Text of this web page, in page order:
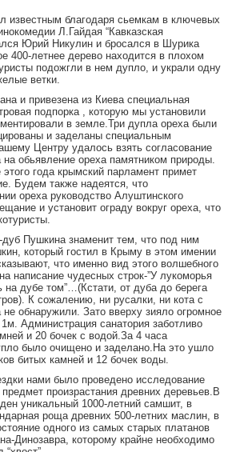
известным благодаря сьемкам в ключевых
Л.Гайдая “Кавказская
Юрий Никулин и бросался в Шурика
400-летнее дерево находится в плохом
подожгли в нем дупло, и украли одну
ветки.
и привезена из Киева специальная
подпорка , которую мы установили
в земле.Три дупла ореха были
и заделаны специальным
Центру удалось взять согласование
на обьявление ореха памятником природы.
года крымский парламент примет
Будем также надеятся, что
ореха руководство Алуштинского
и установит ограду вокруг ореха, что
Пушкина знаменит тем, что под ним
который гостил в Крыму в этом имении
что именно вид этого волшебного
написание чудесных строк-”У лукоморья
на дубе том”…(Кстати, от дуба до берега
К сожалению, ни русалки, ни кота с
обнаружили. Зато вверху зияло огромное
Администрация санатория заботливо
и 20 бочек с водой.За 4 часа
было очищено и заделано.На это ушло
битых камней и 12 бочек воды.
нами было проведено исследование
произрастания древних деревьев.В
уникальный 1000-летний самшит, в
роща древних 500-летних маслин, в
одного из самых старых платанов
Динозавра, которому крайне необходимо